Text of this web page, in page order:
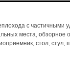
с частичными
места, обзорное
стол, стул,